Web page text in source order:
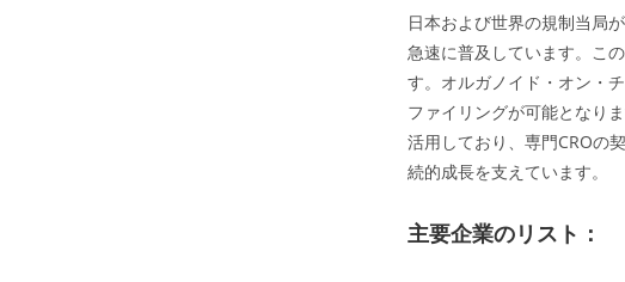
日本および世界の規制当局
急速に普及しています。こ
す。オルガノイド・オン・
ファイリングが可能となり
活用しており、専門CROの
続的成長を支えています。
主要企業のリスト：